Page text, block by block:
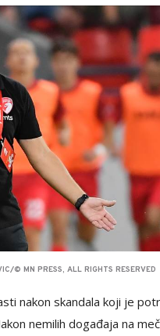
© MN PRESS, ALL RIGHTS RESERVED
nakon skandala koji je
nemilih događaja na